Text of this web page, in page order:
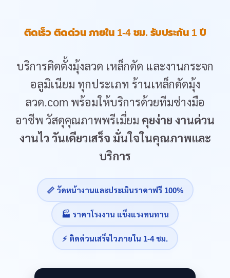
ติดเร็ว ติดด่วน ภายใน 1-4 ชม. รับประกัน 1 ปี
บริการติดตั้งมุ้งลวด เหล็กดัด และงานกระจก
อลูมิเนียม ทุกประเภท ร้านเหล็กดัดมุ้ง
ลวด.com พร้อมให้บริการด้วยทีมช่างมือ
อาชีพ วัสดุคุณภาพพรีเมี่ยม คุยง่าย งานด่วน
งานไว วันเดียวเสร็จ มั่นใจในคุณภาพและ
บริการ
📏 วัดหน้างานและประเมินราคาฟรี 100%
🏭 ราคาโรงงาน แข็งแรงทนทาน
⚡ ติดด่วนเสร็จไวภายใน 1-4 ชม.